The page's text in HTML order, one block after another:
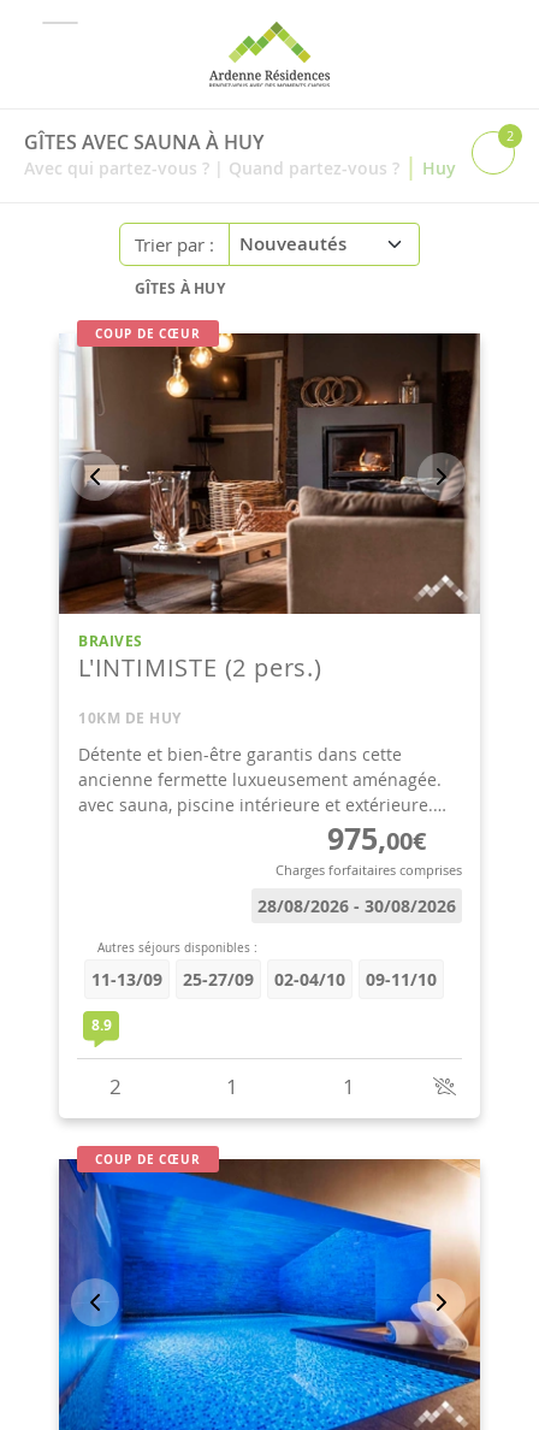
GÎTES AVEC SAUNA À HUY
Avec qui partez-vous ? | Quand partez-vous ? | Huy
2
Trier par :
GÎTES À HUY